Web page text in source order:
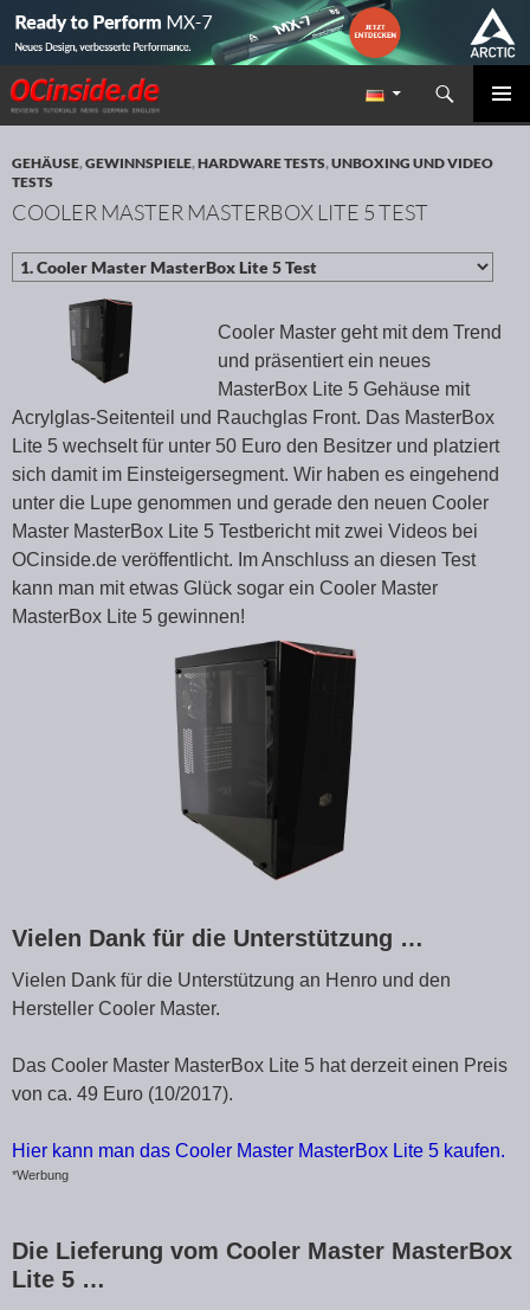
Redaktion ocinside.de PC Hardware Portal
Suchen
ZUM INHALT SPRINGEN
GEHÄUSE,GEWINNSPIELE,HARDWARE TESTS,UNBOXING UND VIDEO
TESTS
COOLER MASTER MASTERBOX LITE 5 TEST
Cooler Master geht mit dem Trend
und präsentiert ein neues
MasterBox Lite 5 Gehäuse mit
Acrylglas-Seitenteil und Rauchglas Front. Das MasterBox
Lite 5 wechselt für unter 50 Euro den Besitzer und platziert
sich damit im Einsteigersegment. Wir haben es eingehend
unter die Lupe genommen und gerade den neuen Cooler
Master MasterBox Lite 5 Testbericht mit zwei Videos bei
OCinside.de veröffentlicht. Im Anschluss an diesen Test
kann man mit etwas Glück sogar ein Cooler Master
MasterBox Lite 5 gewinnen!
Vielen Dank für die Unterstützung …
Vielen Dank für die Unterstützung an Henro und den
Hersteller Cooler Master.
Das Cooler Master MasterBox Lite 5 hat derzeit einen Preis
von ca. 49 Euro (10/2017).
Hier kann man das Cooler Master MasterBox Lite 5 kaufen.
*Werbung
Die Lieferung vom Cooler Master MasterBox
Lite 5 …